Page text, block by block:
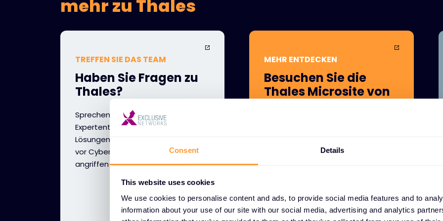
Consent Details
This website uses cookies
We use cookies to personalise content and ads, to provide social media features and to
information about your use of our site with our social media, advertising and analytics
mehr zu Thales
TREFFEN SIE DAS TEAM
Haben Sie Fragen zu
Thales?
Sprechen Sie mit unserem
Expertenteam darüber, wie die
Lösungen von Thales Ihre Kunden
vor Cyberbedrohungen und -
angriffen schützen können.
MEHR ENTDECKEN
Besuchen Sie die
Thales Microsite von
Relevanz zu schaffen und den Wert
Partnermöglichkeit zu entdecken.